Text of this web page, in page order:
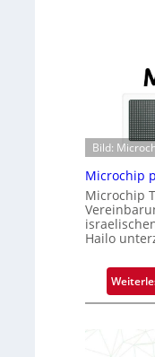
Bild:
Microchip
Microchip
Hailo